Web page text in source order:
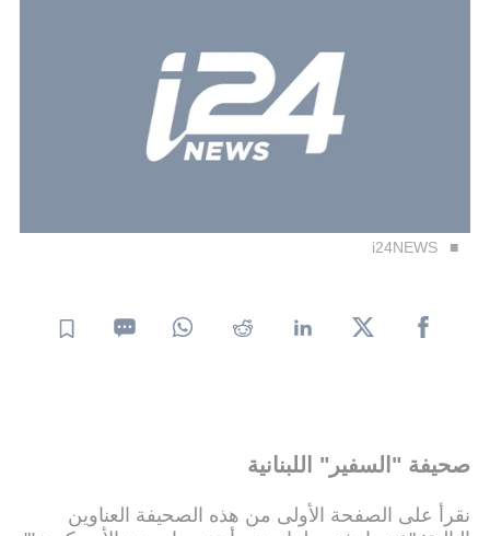
i24NEWS
صحيفة "السفير" اللبنانية
نقرأ على الصفحة الأولى من هذه الصحيفة العناوين